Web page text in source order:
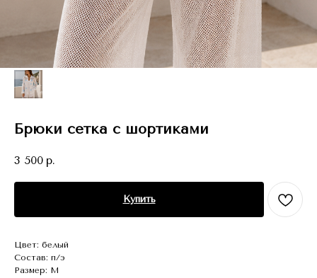
Брюки сетка с шортиками
3 500 р.
Купить
Цвет: белый
Состав: п/э
Размер: M